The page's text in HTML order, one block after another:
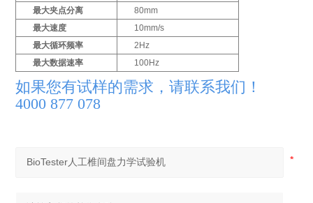
最大夹点分离
80mm
最大速度
10mm/s
最大循环频率
2Hz
最大数据速率
100Hz
如果您有试样的需求，请联系我们！
4000 877 078